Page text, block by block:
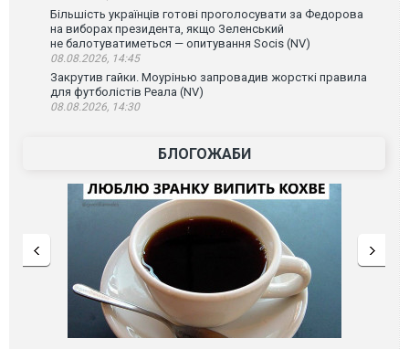
Більшість українців готові проголосувати за Федорова
на виборах президента, якщо Зеленський
не балотуватиметься — опитування Socis (NV)
08.08.2026, 14:45
Закрутив гайки. Моурінью запровадив жорсткі правила
для футболістів Реала (NV)
08.08.2026, 14:30
БЛОГОЖАБИ